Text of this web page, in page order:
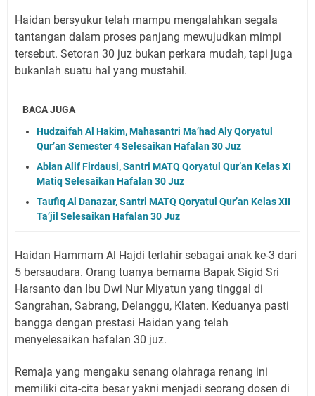
Haidan bersyukur telah mampu mengalahkan segala
tantangan dalam proses panjang mewujudkan mimpi
tersebut. Setoran 30 juz bukan perkara mudah, tapi juga
bukanlah suatu hal yang mustahil.
BACA JUGA
Hudzaifah Al Hakim, Mahasantri Ma’had Aly Qoryatul
Qur’an Semester 4 Selesaikan Hafalan 30 Juz
Abian Alif Firdausi, Santri MATQ Qoryatul Qur’an Kelas XI
Matiq Selesaikan Hafalan 30 Juz
Taufiq Al Danazar, Santri MATQ Qoryatul Qur’an Kelas XII
Ta’jil Selesaikan Hafalan 30 Juz
Haidan Hammam Al Hajdi terlahir sebagai anak ke-3 dari
5 bersaudara. Orang tuanya bernama Bapak Sigid Sri
Harsanto dan Ibu Dwi Nur Miyatun yang tinggal di
Sangrahan, Sabrang, Delanggu, Klaten. Keduanya pasti
bangga dengan prestasi Haidan yang telah
menyelesaikan hafalan 30 juz.
Remaja yang mengaku senang olahraga renang ini
memiliki cita-cita besar yakni menjadi seorang dosen di